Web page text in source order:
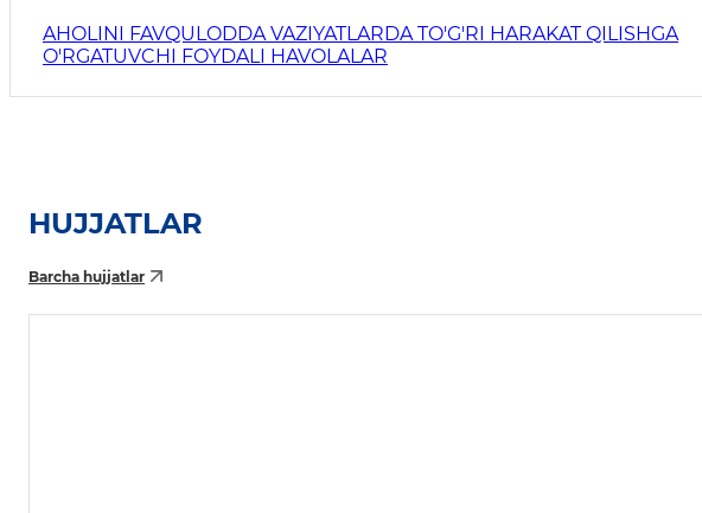
AHOLINI FAVQULODDA VAZIYATLARDA TO'G'RI HARAKAT QILISHGA
O'RGATUVCHI FOYDALI HAVOLALAR
HUJJATLAR
Barcha hujjatlar